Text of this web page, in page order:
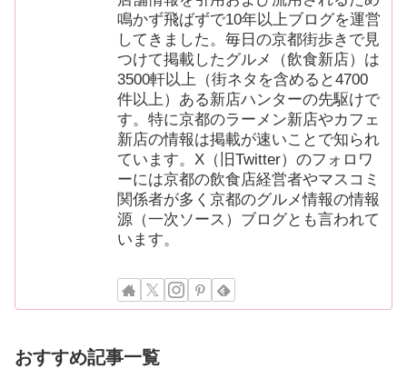
鳴かず飛ばずで10年以上ブログを運営
してきました。毎日の京都街歩きで見
つけて掲載したグルメ（飲食新店）は
3500軒以上（街ネタを含めると4700
件以上）ある新店ハンターの先駆けで
す。特に京都のラーメン新店やカフェ
新店の情報は掲載が速いことで知られ
ています。X（旧Twitter）のフォロワ
ーには京都の飲食店経営者やマスコミ
関係者が多く京都のグルメ情報の情報
源（一次ソース）ブログとも言われて
います。
おすすめ記事一覧